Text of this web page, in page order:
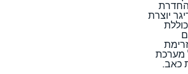
יוצרת
מערכת
כאב.